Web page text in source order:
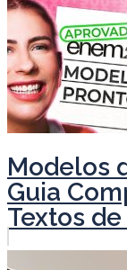
Modelos
Guia
Textos